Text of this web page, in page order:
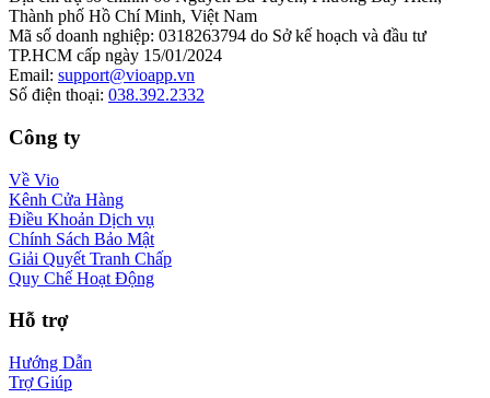
Thành phố Hồ Chí Minh, Việt Nam
Mã số doanh nghiệp: 0318263794 do Sở kế hoạch và đầu tư
TP.HCM cấp ngày 15/01/2024
Email: support@vioapp.vn
Số điện thoại: 038.392.2332
Công ty
Về Vio
Kênh Cửa Hàng
Điều Khoản Dịch vụ
Chính Sách Bảo Mật
Giải Quyết Tranh Chấp
Quy Chế Hoạt Động
Hỗ trợ
Hướng Dẫn
Trợ Giúp